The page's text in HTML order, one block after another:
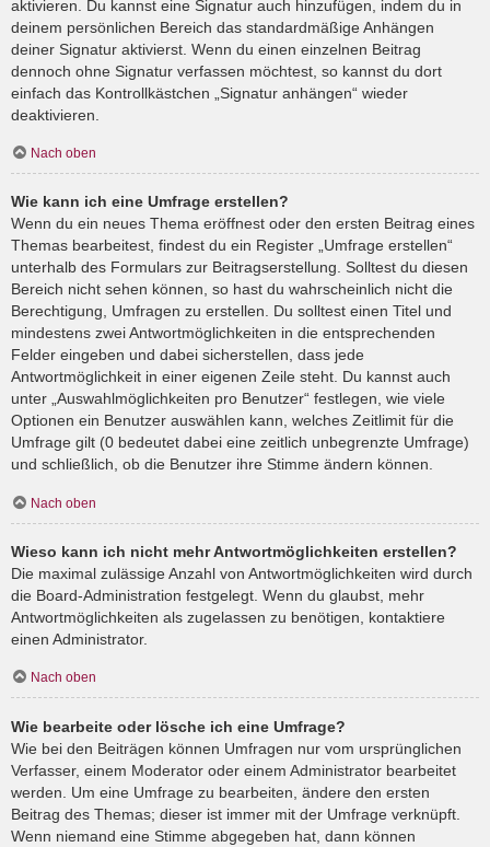
aktivieren. Du kannst eine Signatur auch hinzufügen, indem du in
deinem persönlichen Bereich das standardmäßige Anhängen
deiner Signatur aktivierst. Wenn du einen einzelnen Beitrag
dennoch ohne Signatur verfassen möchtest, so kannst du dort
einfach das Kontrollkästchen „Signatur anhängen“ wieder
deaktivieren.
Nach oben
Wie kann ich eine Umfrage erstellen?
Wenn du ein neues Thema eröffnest oder den ersten Beitrag eines
Themas bearbeitest, findest du ein Register „Umfrage erstellen“
unterhalb des Formulars zur Beitragserstellung. Solltest du diesen
Bereich nicht sehen können, so hast du wahrscheinlich nicht die
Berechtigung, Umfragen zu erstellen. Du solltest einen Titel und
mindestens zwei Antwortmöglichkeiten in die entsprechenden
Felder eingeben und dabei sicherstellen, dass jede
Antwortmöglichkeit in einer eigenen Zeile steht. Du kannst auch
unter „Auswahlmöglichkeiten pro Benutzer“ festlegen, wie viele
Optionen ein Benutzer auswählen kann, welches Zeitlimit für die
Umfrage gilt (0 bedeutet dabei eine zeitlich unbegrenzte Umfrage)
und schließlich, ob die Benutzer ihre Stimme ändern können.
Nach oben
Wieso kann ich nicht mehr Antwortmöglichkeiten erstellen?
Die maximal zulässige Anzahl von Antwortmöglichkeiten wird durch
die Board-Administration festgelegt. Wenn du glaubst, mehr
Antwortmöglichkeiten als zugelassen zu benötigen, kontaktiere
einen Administrator.
Nach oben
Wie bearbeite oder lösche ich eine Umfrage?
Wie bei den Beiträgen können Umfragen nur vom ursprünglichen
Verfasser, einem Moderator oder einem Administrator bearbeitet
werden. Um eine Umfrage zu bearbeiten, ändere den ersten
Beitrag des Themas; dieser ist immer mit der Umfrage verknüpft.
Wenn niemand eine Stimme abgegeben hat, dann können